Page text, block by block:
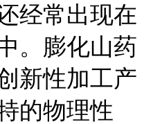
经常出现在
。膨化山药
新性加工产
的物理性